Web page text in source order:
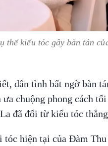
thể kiểu tóc gây bàn tán
dân tình bất ngờ bàn
ưa chuộng phong cách
đã đổi từ kiểu tóc
tóc hiện tại của Đàm